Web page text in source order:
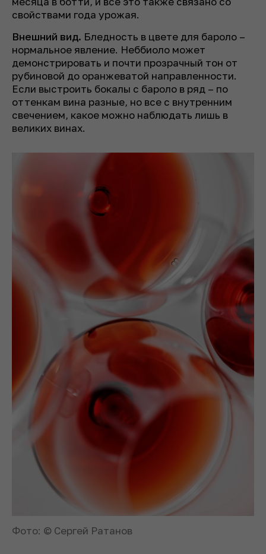
свойствами года урожая.
Внешний вид. Бледность в цвете для бароло –
нормальное явление. Неббиоло может
демонстрировать и почти прозрачный тон от
рубиновой до оранжеватой направленности.
Если выстроить бокалы с бароло в ряд – по
оттенкам вина разные, но все с внутренним
свечением, какое можно наблюдать лишь в
великих винах.
Фото: © Сергей Ратанов